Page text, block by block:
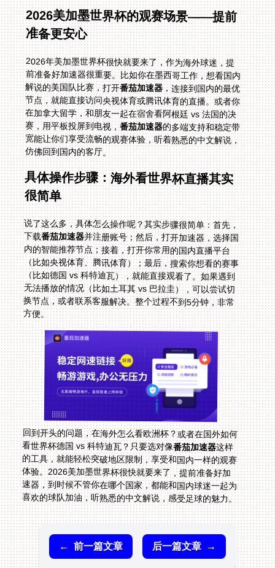
2026美加墨世界杯的观赛场景——提前
准备更安心
2026年美加墨世界杯很快就要来了，作为海外球迷，提
前准备好加速器很重要。比如你在墨西哥工作，想看国内
解说的美国队比赛，打开番茄加速器，连接到国内的最优
节点，就能直接访问央视体育或腾讯体育的直播。或者你
在加拿大留学，和朋友一起在宿舍看阿根廷 vs 法国的决
赛，用平板投屏到电视，番茄加速器的多端支持和稳定带
宽能让你们享受流畅的观赛体验，听着熟悉的中文解说，
仿佛回到国内的客厅。
具体操作步骤：海外看世界杯直播其实
很简单
说了这么多，具体怎么操作呢？其实步骤很简单：首先，
下载番茄加速器并注册账号；然后，打开加速器，选择国
内的智能推荐节点；接着，打开你常用的国内直播平台
（比如央视体育、腾讯体育）；最后，搜索你想看的赛事
（比如德国 vs 科特迪瓦），就能直接观看了。如果遇到
无法播放的情况（比如土耳其 vs 巴拉圭），可以尝试切
换节点，或者联系客服解决。整个过程不到5分钟，非常
方便。
回到开头的问题，在海外怎么看欧洲杯？或者在国外如何
看世界杯德国 vs 科特迪瓦？只要选对像番茄加速器这样
的工具，就能轻松突破地区限制，享受和国内一样的观赛
体验。2026美加墨世界杯很快就要来了，提前准备好加
速器，到时候不管你在哪个国家，都能和国内球迷一起为
喜欢的球队加油，听熟悉的中文解说，感受足球的魅力。
← 前一篇文章 后一篇文章 →